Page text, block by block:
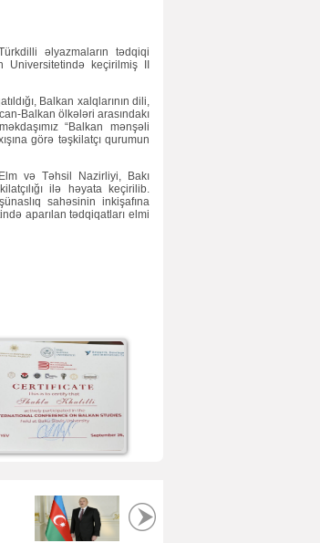
əlyazmaların tədqiqi
keçirilmiş II
Balkan xalqlarının dili,
Balkan ölkələri arasındakı
“Balkan mənşəli
görə təşkilatçı qurumun
və Təhsil Nazirliyi, Bakı
ilə həyata keçirilib.
sahəsinin inkişafına
aparılan tədqiqatları elmi